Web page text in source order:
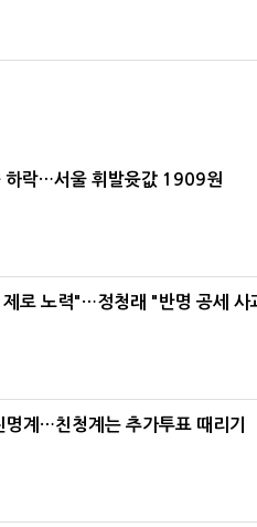
하락…서울 휘발윳값 1909원
로 노력"…정청래 "반명 공세 사
계…친청계는 추가투표 때리기